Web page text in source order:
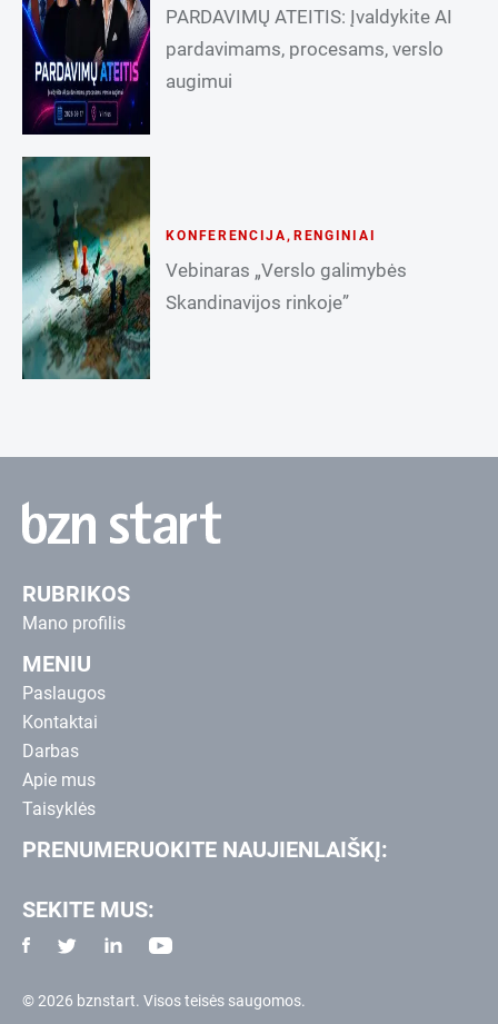
PARDAVIMŲ ATEITIS: Įvaldykite AI
pardavimams, procesams, verslo
augimui
KONFERENCIJA , RENGINIAI
Vebinaras „Verslo galimybės
Skandinavijos rinkoje”
RUBRIKOS
Mano profilis
MENIU
Paslaugos
Kontaktai
Darbas
Apie mus
Taisyklės
PRENUMERUOKITE NAUJIENLAIŠKĮ:
SEKITE MUS:
© 2026 bznstart. Visos teisės saugomos.